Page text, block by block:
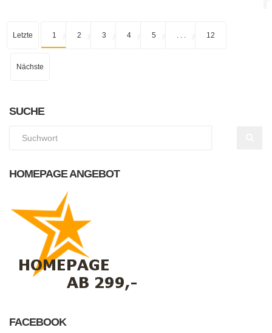
Letzte 1 2 3 4 5 12
Nächste
SUCHE
HOMEPAGE ANGEBOT
FACEBOOK